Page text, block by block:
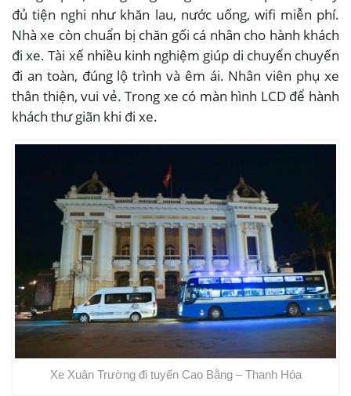
đủ tiện nghi như khăn lau, nước uống, wifi miễn phí.
Nhà xe còn chuẩn bị chăn gối cá nhân cho hành khách
đi xe. Tài xế nhiều kinh nghiệm giúp di chuyển chuyến
đi an toàn, đúng lộ trình và êm ái. Nhân viên phụ xe
thân thiện, vui vẻ. Trong xe có màn hình LCD để hành
khách thư giãn khi đi xe.
Xe Xuân Trường đi tuyến Cao Bằng – Thanh Hóa